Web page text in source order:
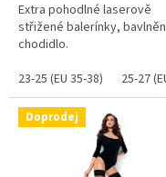
Extra pohodlné laserově
střižené balerínky,
chodidlo.
23-25 (EU 35-38)
25-27
Doprodej